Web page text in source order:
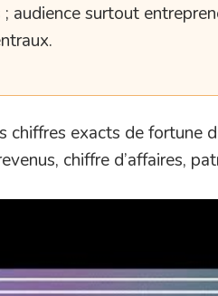
audience surtout
exacts de fortune
chiffre d’affaires,